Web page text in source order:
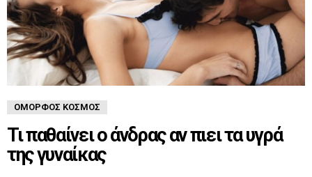
ΌΜΟΡΦΟΣ ΚΌΣΜΟΣ
Τι παθαίνει ο άνδρας αν πιει τα υγρά
της γυναίκας